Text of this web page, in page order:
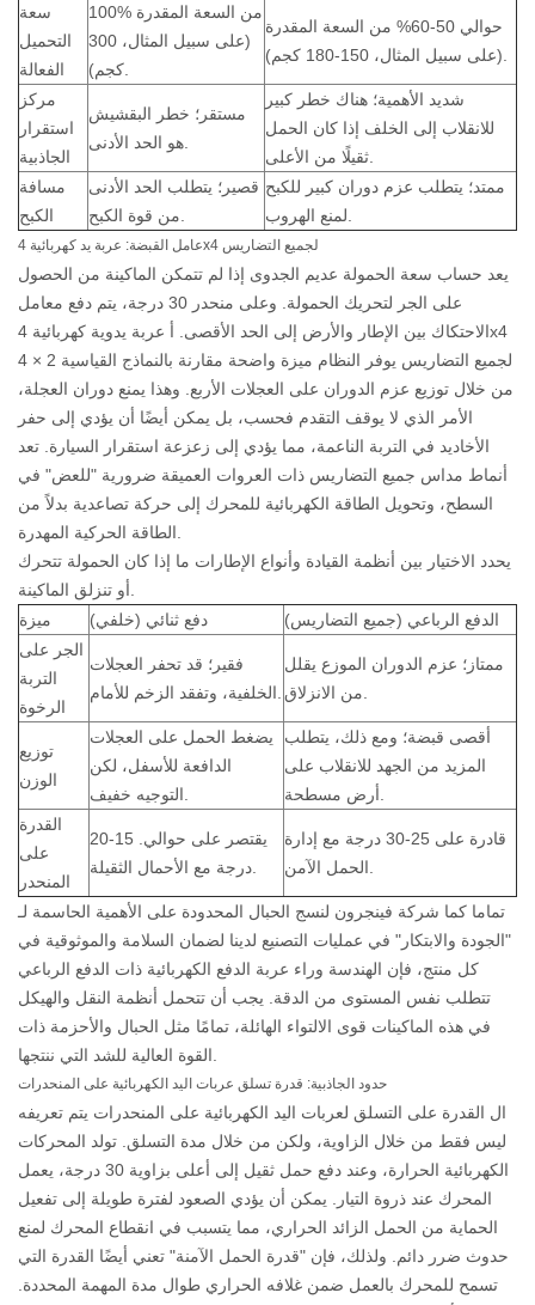
سعة
التحميل
الفعالة
100% من السعة المقدرة
(على سبيل المثال، 300
حوالي 50-60% من السعة المقدرة
مركز
استقرار
الجاذبية
مستقر؛ خطر البقشيش
شديد الأهمية؛ هناك خطر كبير
للانقلاب إلى الخلف إذا كان الحمل
مسافة
الكبح
قصير؛ يتطلب الحد الأدنى ممتد؛ يتطلب عزم دوران كبير للكبح
عامل القبضة: عربة يد كهربائية 4x4 لجميع التضاريس
يعد حساب سعة الحمولة عديم الجدوى إذا لم تتمكن الماكينة من الحصول
على الجر لتحريك الحمولة. وعلى منحدر 30 درجة، يتم دفع معامل
الاحتكاك بين الإطار والأرض إلى الحد الأقصى. أ
عربة يدوية كهربائية 4x4
لجميع التضاريس
يوفر النظام ميزة واضحة مقارنة بالنماذج القياسية 2 × 4
من خلال توزيع عزم الدوران على العجلات الأربع. وهذا يمنع دوران العجلة،
الأمر الذي لا يوقف التقدم فحسب، بل يمكن أيضًا أن يؤدي إلى حفر
الأخاديد في التربة الناعمة، مما يؤدي إلى زعزعة استقرار السيارة. تعد
أنماط مداس جميع التضاريس ذات العروات العميقة ضرورية "للعض" في
السطح، وتحويل الطاقة الكهربائية للمحرك إلى حركة تصاعدية بدلاً من
يحدد الاختيار بين أنظمة القيادة وأنواع الإطارات ما إذا كان الحمولة تتحرك
ميزة
دفع ثنائي (خلفي)
الدفع الرباعي (جميع التضاريس)
الجر على
التربة
الرخوة
فقير؛ قد تحفر العجلات
ممتاز؛ عزم الدوران الموزع يقلل
توزيع
الوزن
يضغط الحمل على العجلات
الدافعة للأسفل، لكن
أقصى قبضة؛ ومع ذلك، يتطلب
المزيد من الجهد للانقلاب على
القدرة
على
المنحدر
يقتصر على حوالي. 15-20
قادرة على 25-30 درجة مع إدارة
تماما كما شركة فينجرون لنسج الحبال المحدودة على الأهمية الحاسمة لـ
"الجودة والابتكار" في عمليات التصنيع لدينا لضمان السلامة والموثوقية في
كل منتج، فإن الهندسة وراء عربة الدفع الكهربائية ذات الدفع الرباعي
تتطلب نفس المستوى من الدقة. يجب أن تتحمل أنظمة النقل والهيكل
في هذه الماكينات قوى الالتواء الهائلة، تمامًا مثل الحبال والأحزمة ذات
حدود الجاذبية: قدرة تسلق عربات اليد الكهربائية على المنحدرات
ال القدرة على التسلق لعربات اليد الكهربائية على المنحدرات يتم تعريفه
ليس فقط من خلال الزاوية، ولكن من خلال مدة التسلق. تولد المحركات
الكهربائية الحرارة، وعند دفع حمل ثقيل إلى أعلى بزاوية 30 درجة، يعمل
المحرك عند ذروة التيار. يمكن أن يؤدي الصعود لفترة طويلة إلى تفعيل
الحماية من الحمل الزائد الحراري، مما يتسبب في انقطاع المحرك لمنع
حدوث ضرر دائم. ولذلك، فإن "قدرة الحمل الآمنة" تعني أيضًا القدرة التي
تسمح للمحرك بالعمل ضمن غلافه الحراري طوال مدة المهمة المحددة.